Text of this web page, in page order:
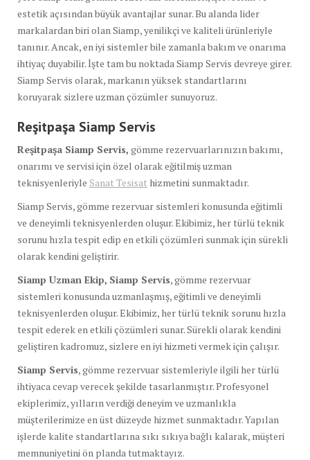
estetik açısından büyük avantajlar sunar. Bu alanda lider
markalardan biri olan Siamp, yenilikçi ve kaliteli ürünleriyle
tanınır. Ancak, en iyi sistemler bile zamanla bakım ve onarıma
ihtiyaç duyabilir. İşte tam bu noktada Siamp Servis devreye girer.
Siamp Servis olarak, markanın yüksek standartlarını
koruyarak sizlere uzman çözümler sunuyoruz.
Reşitpaşa Siamp Servis
Reşitpaşa Siamp Servis, gömme rezervuarlarınızın bakımı,
onarımı ve servisi için özel olarak eğitilmiş uzman
teknisyenleriyle Sanat Tesisat hizmetini sunmaktadır.
Siamp Servis, gömme rezervuar sistemleri konusunda eğitimli
ve deneyimli teknisyenlerden oluşur. Ekibimiz, her türlü teknik
sorunu hızla tespit edip en etkili çözümleri sunmak için sürekli
olarak kendini geliştirir.
Siamp Uzman Ekip, Siamp Servis, gömme rezervuar
sistemleri konusunda uzmanlaşmış, eğitimli ve deneyimli
teknisyenlerden oluşur. Ekibimiz, her türlü teknik sorunu hızla
tespit ederek en etkili çözümleri sunar. Sürekli olarak kendini
geliştiren kadromuz, sizlere en iyi hizmeti vermek için çalışır.
Siamp Servis, gömme rezervuar sistemleriyle ilgili her türlü
ihtiyaca cevap verecek şekilde tasarlanmıştır. Profesyonel
ekiplerimiz, yılların verdiği deneyim ve uzmanlıkla
müşterilerimize en üst düzeyde hizmet sunmaktadır. Yapılan
işlerde kalite standartlarına sıkı sıkıya bağlı kalarak, müşteri
memnuniyetini ön planda tutmaktayız.